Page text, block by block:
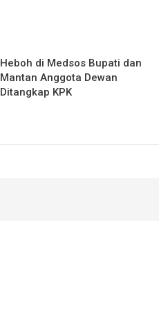
Heboh di Medsos Bupati dan
Mantan Anggota Dewan
Ditangkap KPK